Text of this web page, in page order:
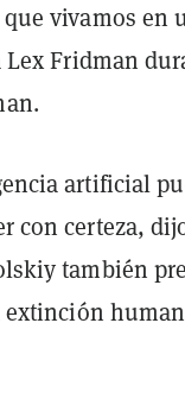
vivamos en
Lex Fridman
artificial
con certeza,
también